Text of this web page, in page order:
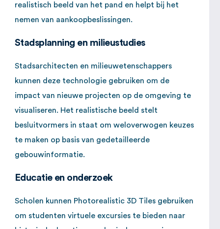
realistisch beeld van het pand en helpt bij het
nemen van aankoopbeslissingen.
Stadsplanning en milieustudies
Stadsarchitecten en milieuwetenschappers
kunnen deze technologie gebruiken om de
impact van nieuwe projecten op de omgeving te
visualiseren. Het realistische beeld stelt
besluitvormers in staat om weloverwogen keuzes
te maken op basis van gedetailleerde
gebouwinformatie.
Educatie en onderzoek
Scholen kunnen Photorealistic 3D Tiles gebruiken
om studenten virtuele excursies te bieden naar